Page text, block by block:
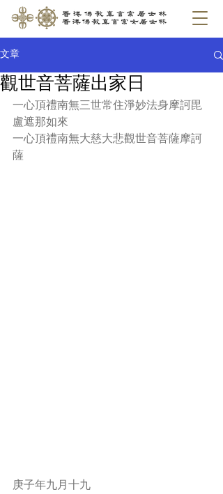
文章
觀世音菩薩出家日
一心頂禮南無三世常住淨妙法身摩訶毘
盧遮那如來
一心頂禮南無大慈大悲觀世音菩薩摩訶
薩
庚子年九月十九